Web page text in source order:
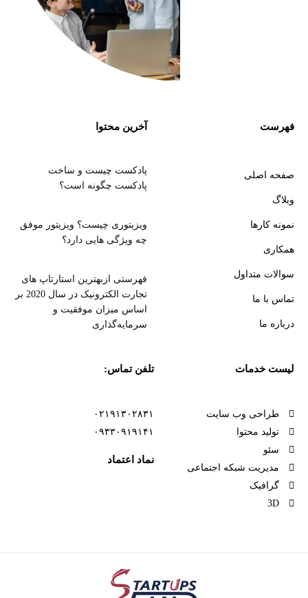
فهرست
صفحه اصلی
وبلاگ
نمونه کارها
همکاری
سوالات متداول
تماس با ما
درباره ما
آخرین محتوا
پادکست چیست و ساخت
پادکست چگونه است؟
ویزیتوری چیست؟ ویزیتور موفق
چه ویژگی هایی دارد؟
فهرستی ازبهترین استارتاپ های
تجارت الکترونیک در سال 2020 بر
اساس میزان موفقیت و
سرمایه‌گذاری
لیست خدمات
طراحی وب سایت
تولید محتوا
سئو
مدیریت شبکه اجتماعی
گرافیک
3D
تلفن تماس:
۰۲۱۹۱۳۰۲۸۳۱
۰۹۳۳۰۹۱۹۱۴۱
نماد اعتماد